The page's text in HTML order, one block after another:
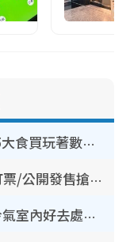
【8月生日優惠2026】全港85大食買玩著數攻略 自助餐/火鍋放題同行免費＋誠品/DONKI送現金券
人夫集團｜Klook套票/優先訂票/公開發售搶飛攻略！附票價.購票連結.場地座位表
香港室內好去處｜逾35大歎冷氣室內好去處推介 室內活動免費避雨無懼落雨